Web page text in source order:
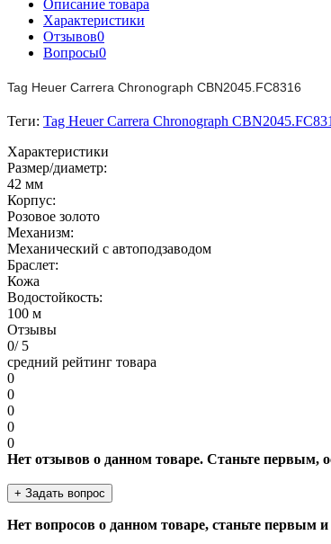
Описание товара
Характеристики
Отзывов0
Вопросы0
Tag Heuer Carrera Chronograph CBN2045.FC8316
Теги: Tag Heuer Carrera Chronograph
Характеристики
Размер/диаметр:
42 мм
Корпус:
Розовое золото
Механизм:
Механический с автоподзаводом
Браслет:
Кожа
Водостойкость:
100 м
Отзывы
0/ 5
средний рейтинг товара
0
0
0
0
0
Нет отзывов о данном товаре. Станьте первым,
+ Задать вопрос
Нет вопросов о данном товаре, станьте первым и